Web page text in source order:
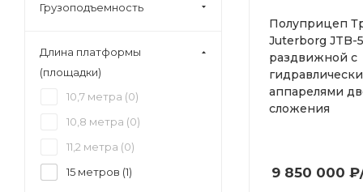
Полуприцеп
Juterborg JTB-
раздвижной с
аппарелями
сложения
9 850 000 ₽
Грузоподъемность
Длина платформы
(площадки)
10,7 метра (0)
10,8 метра (0)
11,2 метра (0)
15 метров (1)